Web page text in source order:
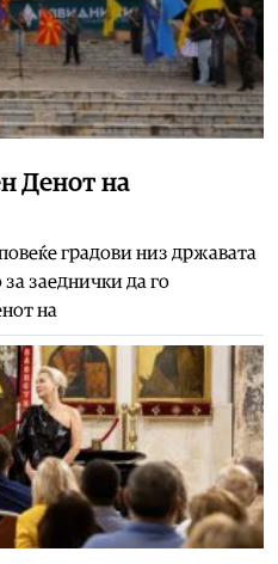
Денот на
градови низ државата
за заеднички да го
на